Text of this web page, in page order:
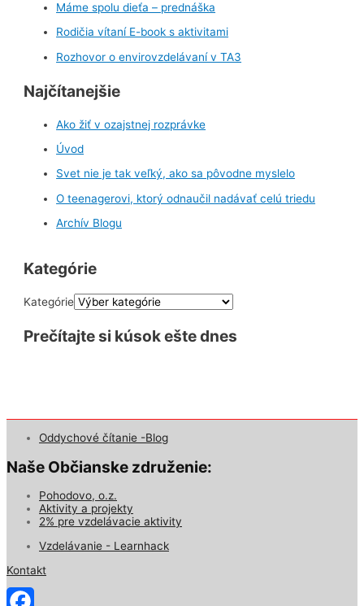
Máme spolu dieťa – prednáška
Rodičia vítaní E-book s aktivitami
Rozhovor o envirovzdelávaní v TA3
Najčítanejšie
Ako žiť v ozajstnej rozprávke
Úvod
Svet nie je tak veľký, ako sa pôvodne myslelo
O teenagerovi, ktorý odnaučil nadávať celú triedu
Archív Blogu
Kategórie
Kategórie
Prečítajte si kúsok ešte dnes
Oddychové čítanie -Blog
Naše Občianske združenie:
Pohodovo, o.z.
Aktivity a projekty
2% pre vzdelávacie aktivity
Vzdelávanie - Learnhack
Kontakt